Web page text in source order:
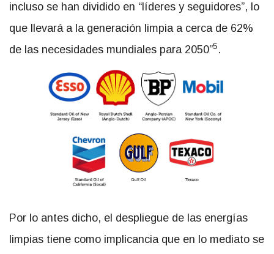
incluso se han dividido en “líderes y seguidores”, lo
que llevará a la generación limpia a cerca de 62%
de las necesidades mundiales para 2050”5 .
Por lo antes dicho, el despliegue de las energías
limpias tiene como implicancia que en lo mediato se